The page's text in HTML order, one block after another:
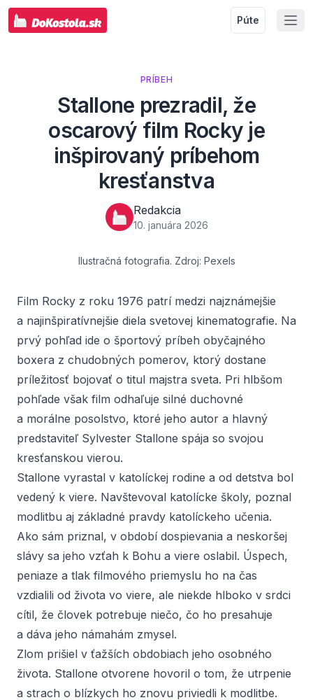
Púte
PRÍBEH
Stallone prezradil, že
oscarový film Rocky je
inšpirovaný príbehom
kresťanstva
Redakcia
10. januára 2026
Ilustračná fotografia. Zdroj: Pexels
Film Rocky z roku 1976 patrí medzi najznámejšie
a najinšpiratívnejšie diela svetovej kinematografie. Na
prvý pohľad ide o športový príbeh obyčajného
boxera z chudobných pomerov, ktorý dostane
príležitosť bojovať o titul majstra sveta. Pri hlbšom
pohľade však film odhaľuje silné duchovné
a morálne posolstvo, ktoré jeho autor a hlavný
predstaviteľ Sylvester Stallone spája so svojou
kresťanskou vierou.
Stallone vyrastal v katolíckej rodine a od detstva bol
vedený k viere. Navštevoval katolícke školy, poznal
modlitbu aj základné pravdy katolíckeho učenia.
Ako sám priznal, v období dospievania a neskoršej
slávy sa jeho vzťah k Bohu a viere oslabil. Úspech,
peniaze a tlak filmového priemyslu ho na čas
vzdialili od života vo viere, ale niekde hlboko v srdci
cítil, že človek potrebuje niečo, čo ho presahuje
a dáva jeho námahám zmysel.
Zlom prišiel v ťažších obdobiach jeho osobného
života. Stallone otvorene hovoril o tom, že utrpenie
a strach o blízkych ho znovu priviedli k modlitbe.